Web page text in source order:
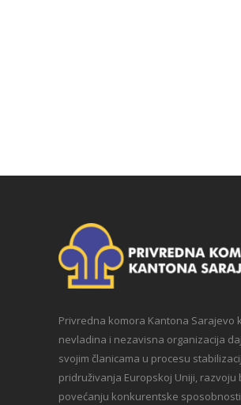
Privredna komora Kantona Sarajevo
nevladina i nezavisna organizacija
svojim članicama u procesu
pridruživanja Europskoj Uniji, razvoju
povećanju konkurentske